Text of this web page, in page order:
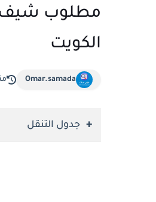
مطلوب شيف،
الكويت
Omar.samada
جدول التنقل